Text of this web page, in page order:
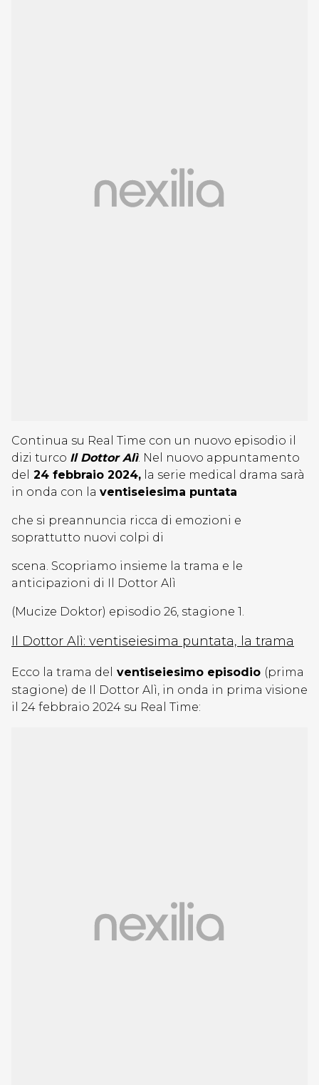
Continua su Real Time con un nuovo episodio il
dizi turco Il Dottor Alì. Nel nuovo appuntamento
del 24 febbraio 2024, la serie medical drama sarà
in onda con la ventiseiesima puntata
che si preannuncia ricca di emozioni e
soprattutto nuovi colpi di
scena. Scopriamo insieme la trama e le
anticipazioni di Il Dottor Alì
(Mucize Doktor) episodio 26, stagione 1.
Il Dottor Alì: ventiseiesima puntata, la trama
Ecco la trama del ventiseiesimo episodio (prima
stagione) de Il Dottor Alì, in onda in prima visione
il 24 febbraio 2024 su Real Time: